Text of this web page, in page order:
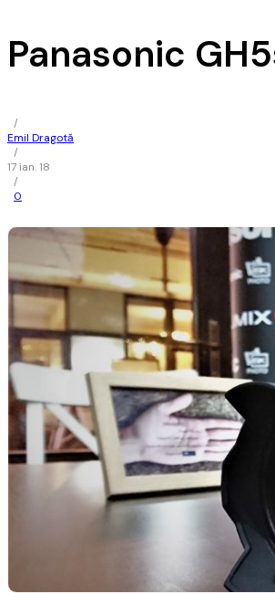
Panasonic
/
Emil Dragotă
/
17 ian. 18
/
0